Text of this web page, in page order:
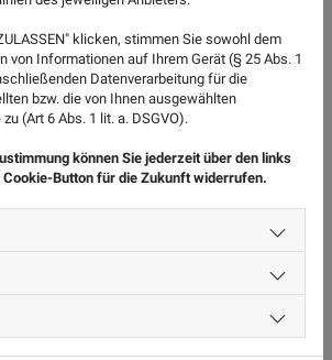
zwischen Bau-km
5+486,491
der Brücke über den
BW 3544, Bau-km 3,270
Radweges und Neubau
Ohndorf und
eines Radweges, Weserradweg
klicken, stimmen Sie sowohl dem
von Informationen auf Ihrem Gerät (§ 25 Abs. 1
Datenverarbeitung für die
bzw. die von Ihnen ausgewählten
(Art 6 Abs. 1 lit. a. DSGVO).
können Sie jederzeit über den links
Cookie-Button für die Zukunft widerrufen.